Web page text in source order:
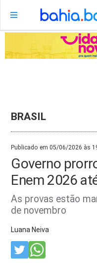
BRASIL
Publicado em 05/06/2026 às
Governo
Enem 2026
As provas estão
de novembro
Luana Neiva